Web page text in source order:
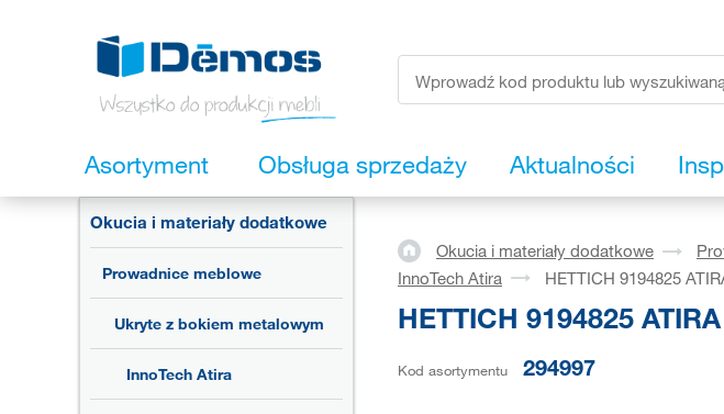
Asortyment Obsługa sprzedaży Aktualności
Okucia i materiały dodatkowe
Prowadnice meblowe
Ukryte z bokiem metalowym
InnoTech Atira
Okucia i materiały dodatkowe
InnoTech Atira
HETTICH 9194825
HETTICH 9194825
Kod asortymentu 294997